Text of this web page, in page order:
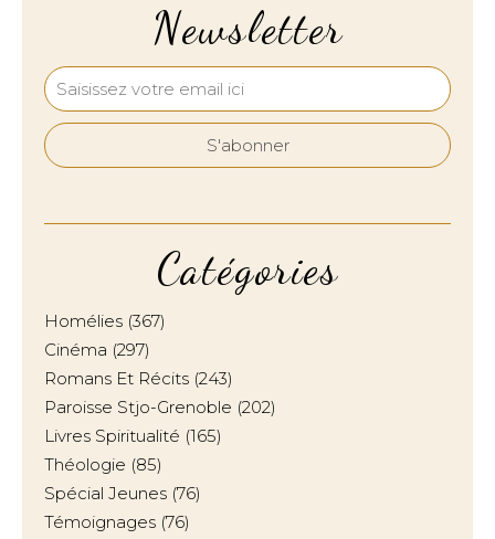
Newsletter
Catégories
Homélies (367)
Cinéma (297)
Romans Et Récits (243)
Paroisse Stjo-Grenoble (202)
Livres Spiritualité (165)
Théologie (85)
Spécial Jeunes (76)
Témoignages (76)